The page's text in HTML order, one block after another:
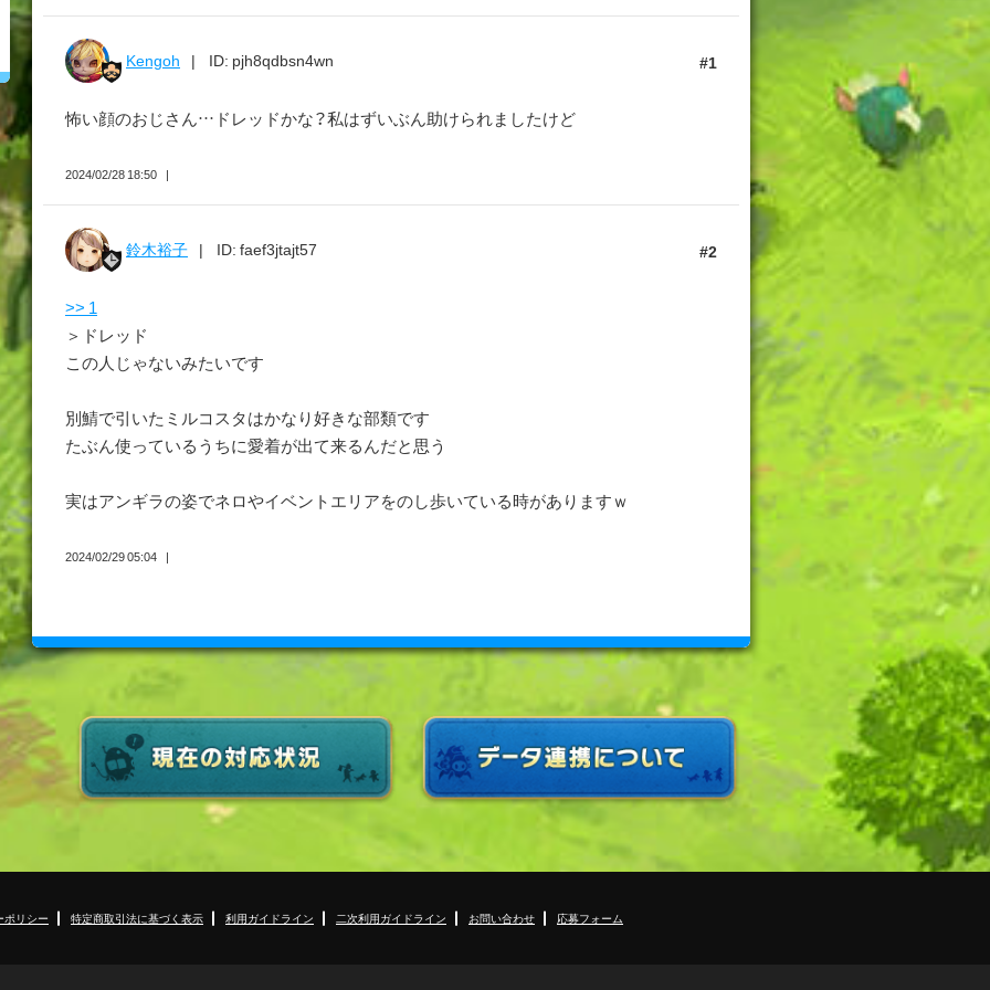
1
Kengoh ID: pjh8qdbsn4wn
怖い顔のおじさん…ドレッドかな？私はずいぶん助けられましたけど
2024/02/28 18:50
2
鈴木裕子 ID: faef3jtajt57
>> 1
＞ドレッド
この人じゃないみたいです
別鯖で引いたミルコスタはかなり好きな部類です
たぶん使っているうちに愛着が出て来るんだと思う
実はアンギラの姿でネロやイベントエリアをのし歩いている時がありますｗ
2024/02/29 05:04
ポリシー 特定商取引法に基づく表示 利用ガイドライン 二次利用ガイドライン お問い合わせ 応募フォーム